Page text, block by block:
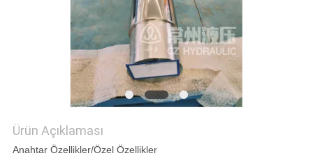
GIZLILIK
POLITIKASI
Ürün Açıklaması
Anahtar Özellikler/Özel Özellikler